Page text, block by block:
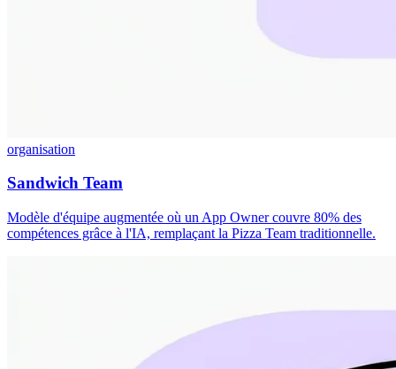
organisation
Sandwich Team
Modèle d'équipe augmentée où un App Owner couvre 80% des
compétences grâce à l'IA, remplaçant la Pizza Team traditionnelle.